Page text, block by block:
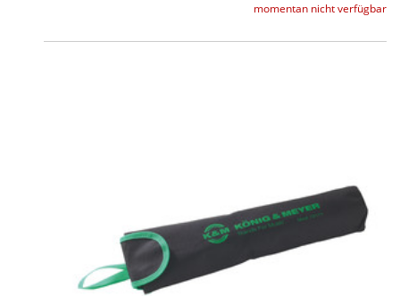
momentan nicht verfügbar